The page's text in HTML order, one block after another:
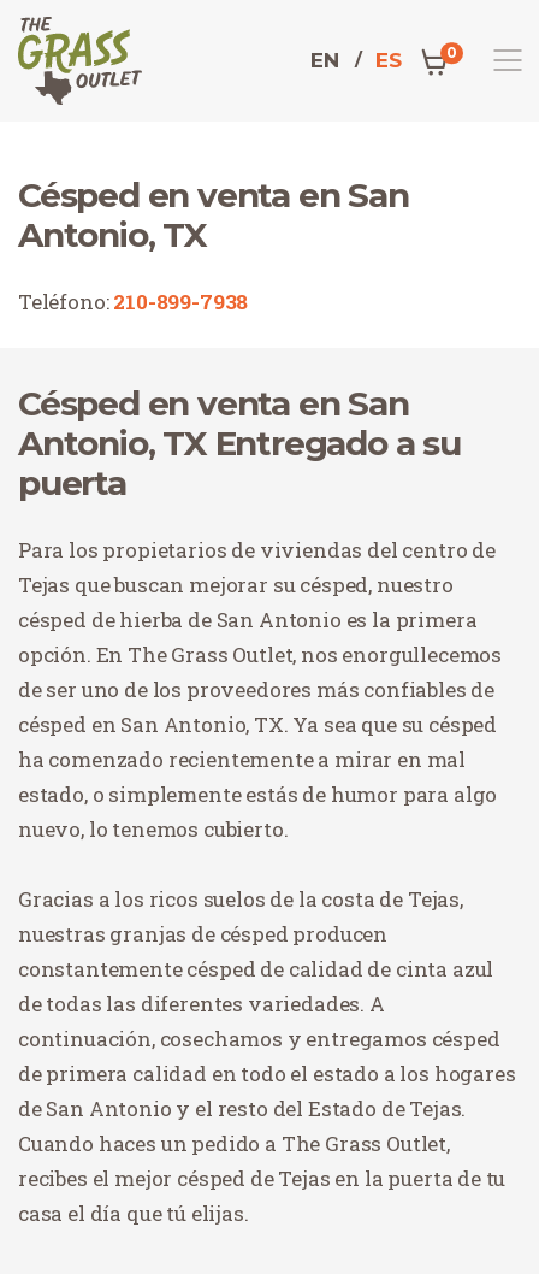
EN ES 0
Domicilio
Césped en venta en San
Antonio, TX
Teléfono:210-899-7938
Césped en venta en San
Antonio, TX Entregado a su
puerta
Para los propietarios de viviendas del centro de
Tejas que buscan mejorar su césped, nuestro
césped de hierba de San Antonio es la primera
opción. En The Grass Outlet, nos enorgullecemos
de ser uno de los proveedores más confiables de
césped en San Antonio, TX. Ya sea que su césped
ha comenzado recientemente a mirar en mal
estado, o simplemente estás de humor para algo
nuevo, lo tenemos cubierto.
Gracias a los ricos suelos de la costa de Tejas,
nuestras granjas de césped producen
constantemente césped de calidad de cinta azul
de todas las diferentes variedades. A
continuación, cosechamos y entregamos césped
de primera calidad en todo el estado a los hogares
de San Antonio y el resto del Estado de Tejas.
Cuando haces un pedido a The Grass Outlet,
recibes el mejor césped de Tejas en la puerta de tu
casa el día que tú elijas.